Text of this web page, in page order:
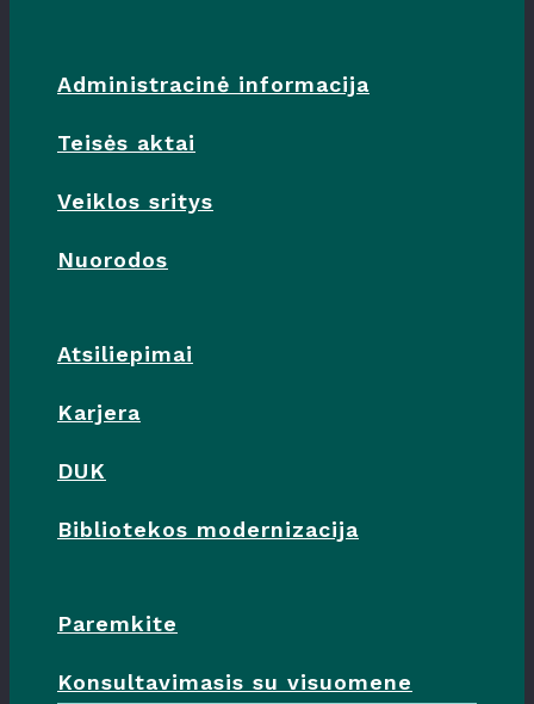
Administracinė informacija
Teisės aktai
Veiklos sritys
Nuorodos
Atsiliepimai
Karjera
DUK
Bibliotekos modernizacija
Paremkite
Konsultavimasis su visuomene